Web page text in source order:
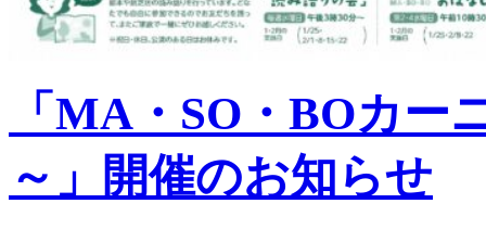
「MA・SO・BOカ
～」開催のお知らせ